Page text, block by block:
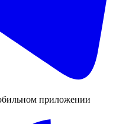
приложении